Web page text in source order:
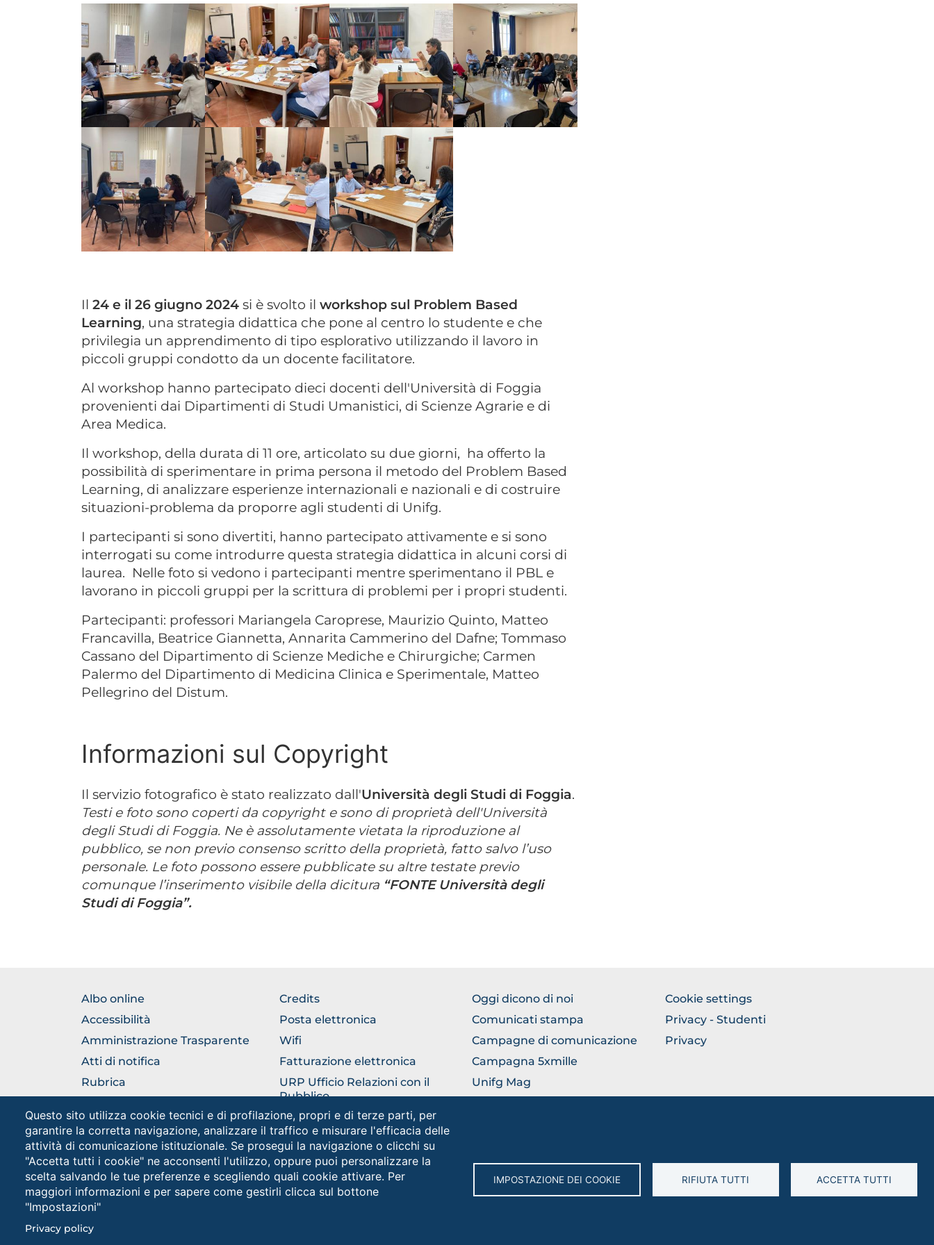
Questo sito utilizza cookie tecnici e di profilazione, propri e di terze parti, per
garantire la corretta navigazione, analizzare il traffico e misurare l'efficacia delle
attività di comunicazione istituzionale. Se prosegui la navigazione o clicchi su
"Accetta tutti i cookie" ne acconsenti l'utilizzo, oppure puoi personalizzare la
scelta salvando le tue preferenze e scegliendo quali cookie attivare. Per
maggiori informazioni e per sapere come gestirli clicca sul bottone
"Impostazioni"
Privacy policy
IMPOSTAZIONE DEI COOKIE RIFIUTA TUTTI ACCETTA TUTTI
Il 24 e il 26 giugno 2024 si è svolto il workshop sul Problem Based
Learning, una strategia didattica che pone al centro lo studente e che
privilegia un apprendimento di tipo esplorativo utilizzando il lavoro in
piccoli gruppi condotto da un docente facilitatore.
Al workshop hanno partecipato dieci docenti dell'Università di Foggia
provenienti dai Dipartimenti di Studi Umanistici, di Scienze Agrarie e di
Area Medica.
Il workshop, della durata di 11 ore, articolato su due giorni, ha offerto la
possibilità di sperimentare in prima persona il metodo del Problem Based
Learning, di analizzare esperienze internazionali e nazionali e di costruire
situazioni-problema da proporre agli studenti di Unifg.
I partecipanti si sono divertiti, hanno partecipato attivamente e si sono
interrogati su come introdurre questa strategia didattica in alcuni corsi di
laurea. Nelle foto si vedono i partecipanti mentre sperimentano il PBL e
lavorano in piccoli gruppi per la scrittura di problemi per i propri studenti.
Partecipanti: professori Mariangela Caroprese, Maurizio Quinto, Matteo
Francavilla, Beatrice Giannetta, Annarita Cammerino del Dafne; Tommaso
Cassano del Dipartimento di Scienze Mediche e Chirurgiche; Carmen
Palermo del Dipartimento di Medicina Clinica e Sperimentale, Matteo
Pellegrino del Distum.
Informazioni sul Copyright
Il servizio fotografico è stato realizzato dall'Università degli Studi di Foggia.
Testi e foto sono coperti da copyright e sono di proprietà dell'Università
degli Studi di Foggia. Ne è assolutamente vietata la riproduzione al
pubblico, se non previo consenso scritto della proprietà, fatto salvo l’uso
personale. Le foto possono essere pubblicate su altre testate previo
comunque l’inserimento visibile della dicitura “FONTE Università degli
Studi di Foggia”.
FOOTER
NORMATIVA
Albo online
Accessibilità
Amministrazione Trasparente
Atti di notifica
Rubrica
settings
FOOTER
GENERICO
Credits
Posta elettronica
Wifi
Fatturazione elettronica
URP Ufficio Relazioni con il
Pubblico
Cappella universitaria
FOOTER
COMUNICAZIONE
Oggi dicono di noi
Comunicati stampa
Campagne di comunicazione
Campagna 5xmille
Unifg Mag
FOOTER
COLONNA
DESTRA
Cookie settings
Privacy - Studenti
Privacy
Social